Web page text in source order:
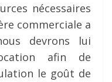
nécessaires
commerciale a
devrons lui
afin de
le goût de